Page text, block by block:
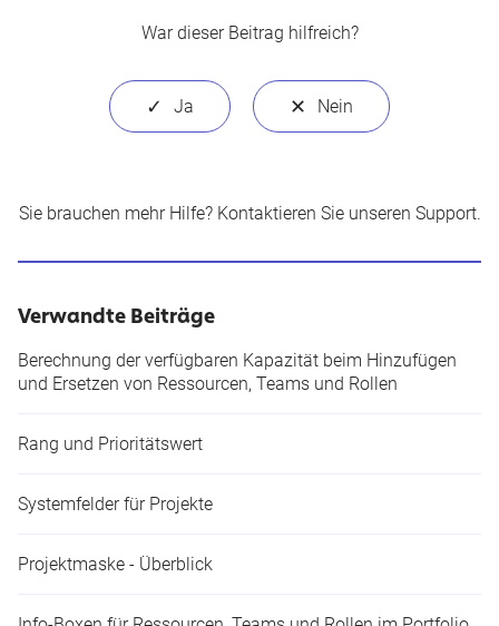
War dieser Beitrag hilfreich?
Sie brauchen mehr Hilfe? Kontaktieren Sie unseren Support.
Verwandte Beiträge
Berechnung der verfügbaren Kapazität beim Hinzufügen
und Ersetzen von Ressourcen, Teams und Rollen
Rang und Prioritätswert
Systemfelder für Projekte
Projektmaske - Überblick